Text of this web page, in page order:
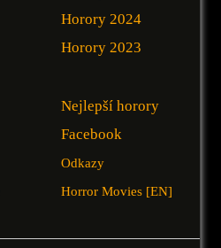
Horory 2024
Horory 2023
Nejlepší horory
Facebook
Odkazy
Horror Movies [EN]